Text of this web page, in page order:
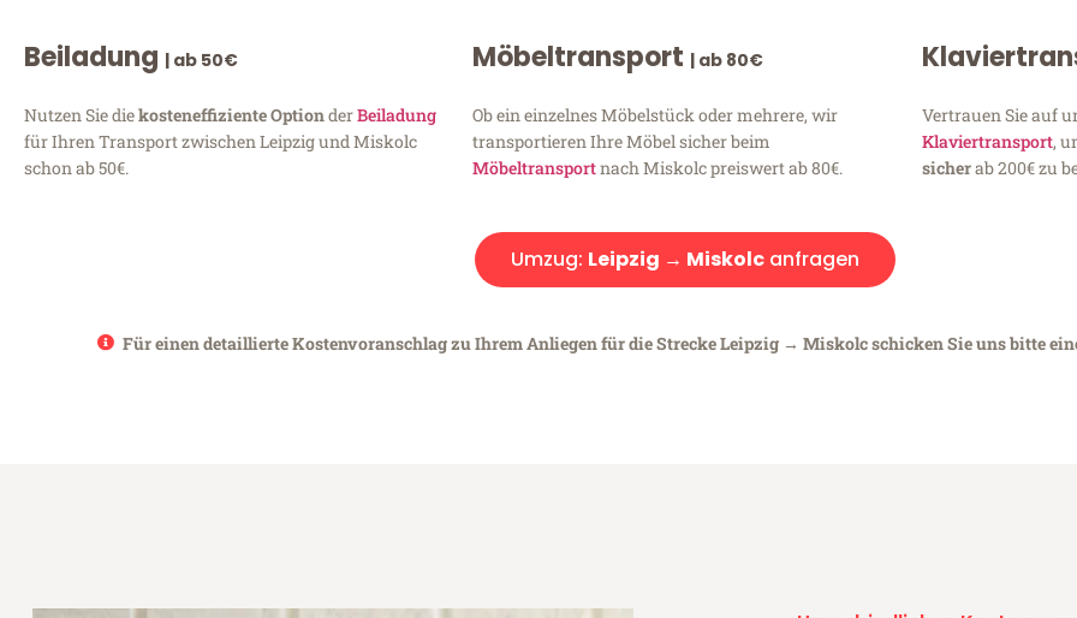
Beiladung | ab 50€
Nutzen Sie diekosteneffiziente OptionderBeiladung
für Ihren Transport zwischen Leipzig und Miskolc
schon ab 50€.
Möbeltransport | ab 80€
Ob ein einzelnes Möbelstück oder mehrere, wir
transportieren Ihre Möbel sicher beim
Möbeltransportnach Miskolc preiswert ab 80€.
Vertrauen Sie auf
Klaviertransport,
sicherab 200€ zu
Umzug: Leipzig → Miskolc anfragen
Für einen detaillierte Kostenvoranschlag zu Ihrem Anliegen für die Strecke Leipzig → Miskolc schicken Sie uns bitte